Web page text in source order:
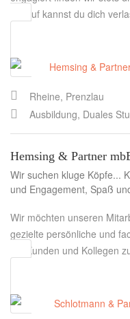
Darauf kannst du dich
Rheine, Prenzlau
Ausbildung, Duales
Hemsing & Partner
Wir suchen kluge Köpfe...
und Engagement, Spaß
Wir möchten unseren
gezielte persönliche und
mit Kunden und Kollegen